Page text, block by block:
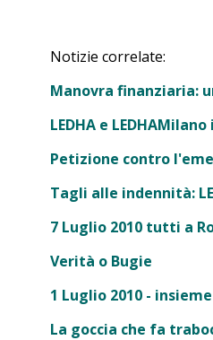
Notizie correlate:
Manovra finanziaria:
LEDHA e
Petizione contro
Tagli alle indennità:
7 Luglio 2010 tutti a
Verità o Bugie
1 Luglio 2010 -
La goccia che fa